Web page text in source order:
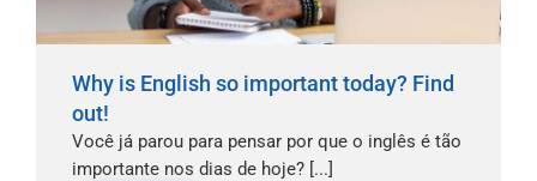
Why is English so important today? Find
out!
Você já parou para pensar por que o inglês é tão
importante nos dias de hoje? [...]